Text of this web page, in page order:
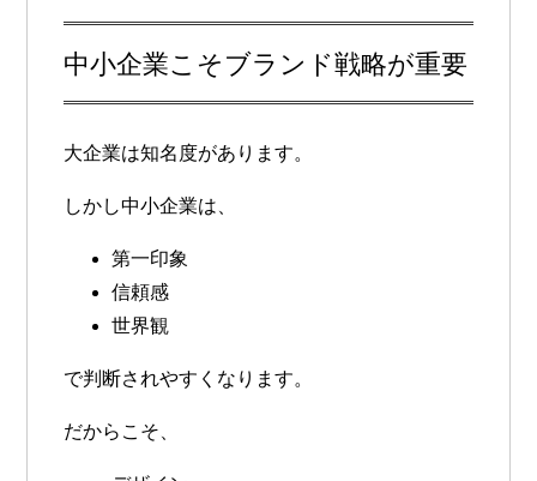
中小企業こそブランド戦略が重要
大企業は知名度があります。
しかし中小企業は、
第一印象
信頼感
世界観
で判断されやすくなります。
だからこそ、